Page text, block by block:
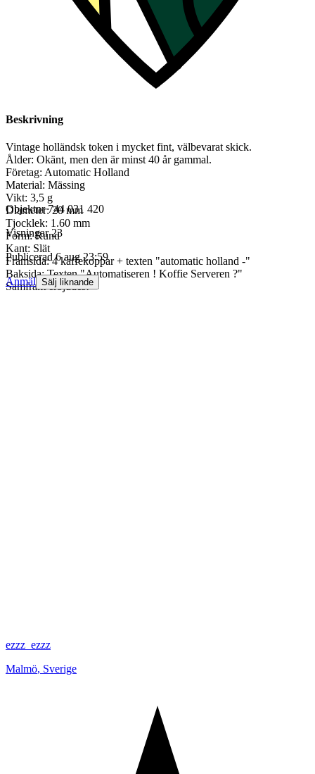
Beskrivning
Vintage holländsk token i mycket fint, välbevarat skick.
Ålder: Okänt, men den är minst 40 år gammal.
Företag: Automatic Holland
Material: Mässing
Vikt: 3,5 g
Diameter: 20 mm
Tjocklek: 1.60 mm
Form: Rund
Kant: Slät
Framsida: 4 kaffekoppar + texten "automatic holland -"
Baksida: Texten "Automatiseren ! Koffie Serveren ?"
Samfrakt erbjudes!
Objektnr 744 031 420
Visningar 23
Publicerad 6 aug 23:59
Anmäl Sälj liknande
ezzz_ezzz
Malmö, Sverige